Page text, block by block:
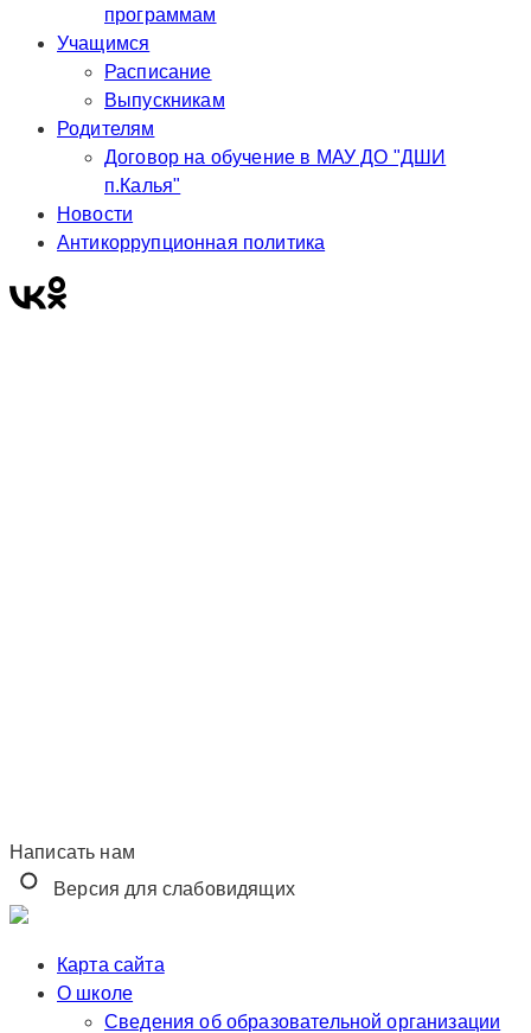
программам
Учащимся
Расписание
Выпускникам
Родителям
Договор на обучение в МАУ ДО "ДШИ
п.Калья"
Новости
Антикоррупционная политика
Написать нам
Версия для слабовидящих
Карта сайта
О школе
Сведения об образовательной организации